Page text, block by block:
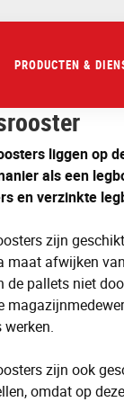
PRODUCTEN &
Accessoires
liggen op
als een
en verzinkte
zijn
maat afwijken
de pallets niet
werken.
zijn ook
omdat op